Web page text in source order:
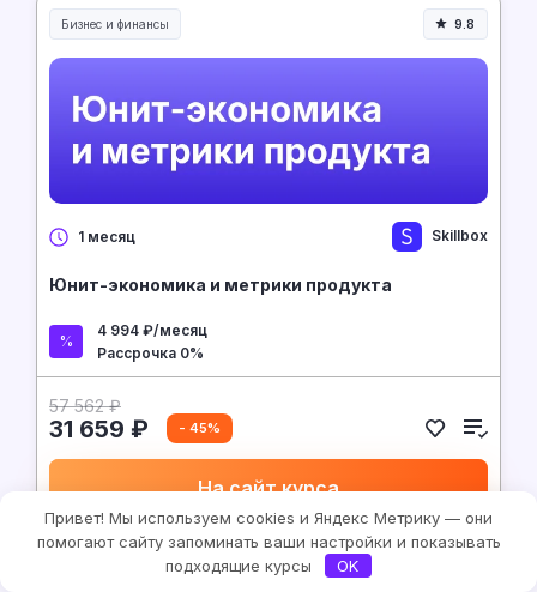
Бизнес и финансы 9.8
1 месяц Skillbox
Юнит-экономика и метрики продукта
4 994 ₽/месяц
Рассрочка 0%
57 562 ₽
31 659 ₽ - 45%
На сайт курса
Привет! Мы используем cookies и Яндекс Метрику — они
помогают сайту запоминать ваши настройки и показывать
подходящие курсы
OK